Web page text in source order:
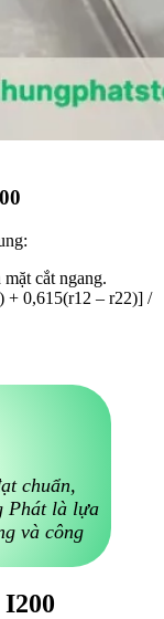
cắt ngang.
+ 0,615(r12 – r22)] /
chuẩn,
Phát là lựa
và công